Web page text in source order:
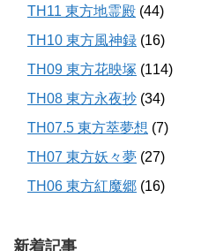
TH11 東方地霊殿 (44)
TH10 東方風神録 (16)
TH09 東方花映塚 (114)
TH08 東方永夜抄 (34)
TH07.5 東方萃夢想 (7)
TH07 東方妖々夢 (27)
TH06 東方紅魔郷 (16)
新着記事